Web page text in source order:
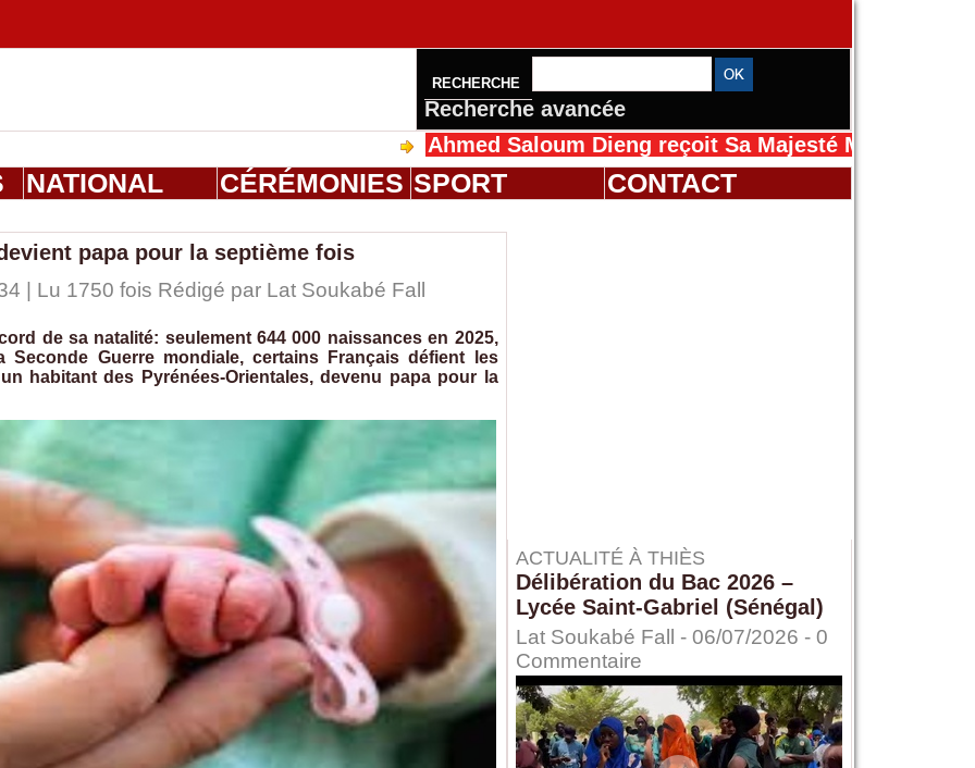
RECHERCHE
Recherche avancée
Ahmed Saloum Dieng reçoit Sa Majesté Mansah Cissé au
NATIONAL CÉRÉMONIES SPORT CONTACT
papa pour la septième fois
| Lu 1750 fois Rédigé par Lat Soukabé Fall
de sa natalité: seulement 644 000 naissances en 2025,
Guerre mondiale, certains Français défient les
habitant des Pyrénées-Orientales, devenu papa pour la
ACTUALITÉ À THIÈS
Délibération du Bac 2026 –
Lycée Saint-Gabriel (Sénégal)
Lat Soukabé Fall - 06/07/2026 - 0
Commentaire